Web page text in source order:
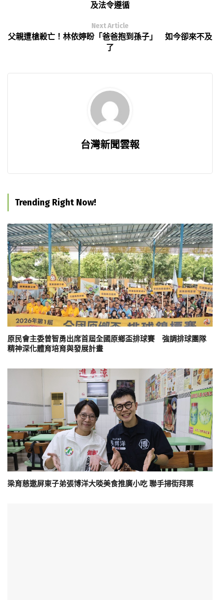
及法令遵循
Next Article
父親遭槍殺亡！林依婷盼「爸爸抱到孫子」 如今卻來不及
了
台灣新聞雲報
Trending Right Now!
原民會主委曾智勇出席首屆全國原鄉盃排球賽 強調排球團隊
精神深化體育培育與發展計畫
梁育慈邀屏東子弟張博洋大啖美食推廣小吃 聯手掃街拜票